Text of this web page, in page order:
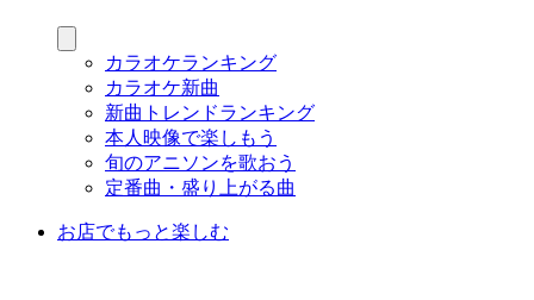
カラオケランキング
カラオケ新曲
新曲トレンドランキング
本人映像で楽しもう
旬のアニソンを歌おう
定番曲・盛り上がる曲
お店でもっと楽しむ